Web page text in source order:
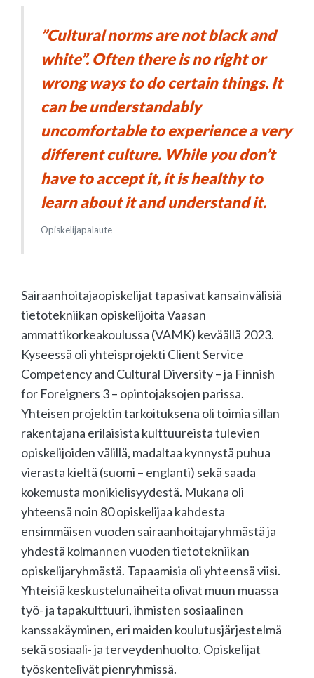
”Cultural norms arenot black and
white”. Often there is no right or
wrong ways to do certain things. It
can be understandably
uncomfortable to experience a very
different culture. While you don’t
have to accept it, it is healthy to
learn about it and understand it.
Opiskelijapalaute
Sairaanhoitajaopiskelijat tapasivat kansainvälisiä
tietotekniikan opiskelijoita Vaasan
ammattikorkeakoulussa (VAMK) keväällä 2023.
Kyseessä oli yhteisprojekti Client Service
Competency and Cultural Diversity – ja Finnish
for Foreigners 3 – opintojaksojen parissa.
Yhteisen projektin tarkoituksena oli toimia sillan
rakentajana erilaisista kulttuureista tulevien
opiskelijoiden välillä, madaltaa kynnystä puhua
vierasta kieltä (suomi – englanti) sekä saada
kokemusta monikielisyydestä. Mukana oli
yhteensä noin 80 opiskelijaa kahdesta
ensimmäisen vuoden sairaanhoitajaryhmästä ja
yhdestä kolmannen vuoden tietotekniikan
opiskelijaryhmästä. Tapaamisia oli yhteensä viisi.
Yhteisiä keskustelunaiheita olivat muun muassa
työ- ja tapakulttuuri, ihmisten sosiaalinen
kanssakäyminen, eri maiden koulutusjärjestelmä
sekä sosiaali- ja terveydenhuolto. Opiskelijat
työskentelivät pienryhmissä.